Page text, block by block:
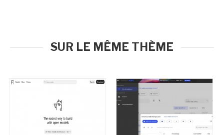
SUR LE MÊME THÈME